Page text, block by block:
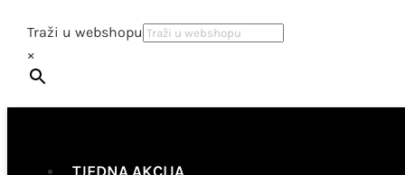
Traži u webshopu
×